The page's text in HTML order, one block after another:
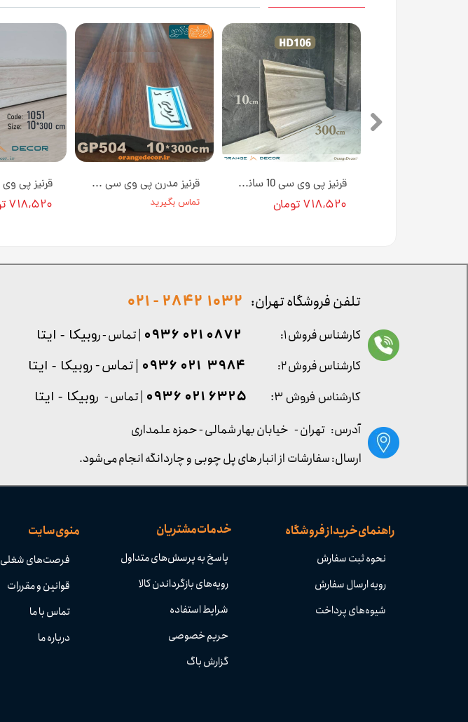
۷۱۸,۵۲۰ تومان
قرنیز مدرن پی وی سی 10 سانت طرح گردویی تیره کد GP504 [انبار تهران]
تماس بگیرید
قرنیز پی وی سی 10 سانتی متری رنگ افرا کد HD106 [انبار تهران]
۷۱۸,۵۲۰ تومان
راهنمای خرید از فروشگاه
نحوه ثبت سفارش
رویه ارسال سفارش
شیوه‌های پرداخت
خدمات مشتریان
پاسخ به پرسش‌های متداول
رویه‌های بازگرداندن کالا
شرایط استفاده
حریم خصوصی
گزارش باگ
منوی سایت
فرصت‌های شغلی
قوانین و مقررات
تماس با ما
درباره ما
کارشناس فروش ۳: ۶۳۲۵ ۰۲۱ ۰۹۳۶ | تماس - روبیکا - ایتا
آدرس: تهران - خیابان بهار شمالی - حمزه علمداری
تلفن فروشگاه تهران: 1032 2842 - 021
کارشناس فروش ۱: 0872 021 0936 | تماس - روبیکا - ایتا
کارشناس فروش ۲:
۳۹۸۴ ۰۲۱ ۰۹۳۶ | تماس - روبیکا - ایتا
ارسال: سفارشات از انبار های پل چوبی و چاردانگه انجام می‌شود.